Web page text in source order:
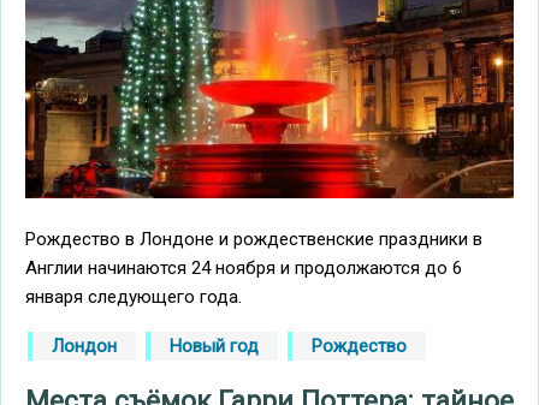
Рождество в Лондоне и рождественские праздники в
Англии начинаются 24 ноября и продолжаются до 6
января следующего года.
Лондон Новый год Рождество